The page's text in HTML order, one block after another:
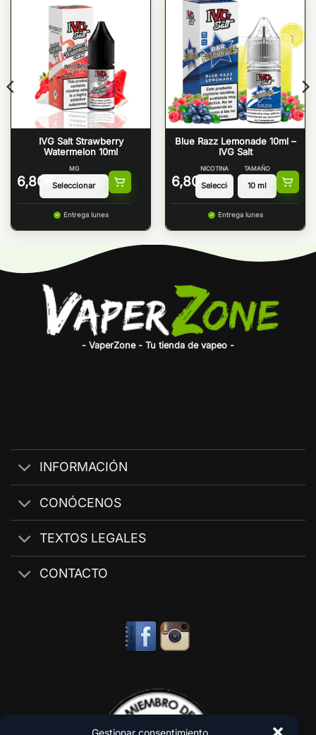
Gestionar consentimiento
IVG Salt Strawberry
Watermelon 10ml
6,80 €
MG
Entrega lunes
Blue Razz Lemonade 10ml –
IVG Salt
6,80 €
NICOTINA TAMAÑO
Entrega lunes
- VaperZone - Tu tienda de vapeo -
INFORMACIÓN
CONÓCENOS
TEXTOS LEGALES
CONTACTO